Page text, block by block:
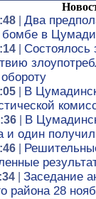
Два
бомбе в
Состоялось
В
В
и один
Заседание
района 28